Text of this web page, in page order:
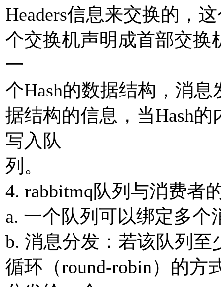
Headers信息来交换的，
个交换机声明成⾸部交换
⼀
个Hash的数据结构，消
据结构的信息，当Hash
写⼊队
列。
4. rabbitmq队列与消费者
a. ⼀个队列可以绑定多个
b. 消息分发：若该队列
循环（round-robin）的⽅